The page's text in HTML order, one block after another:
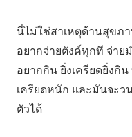
นี่ไม่ใช่สาเหตุด้านสุขภ
อยากจ่ายตังค์ทุกที จ่าย
อยากกิน ยิ่งเครียดยิ่ง
เครียดหนัก และมันจะว
ตัวได้